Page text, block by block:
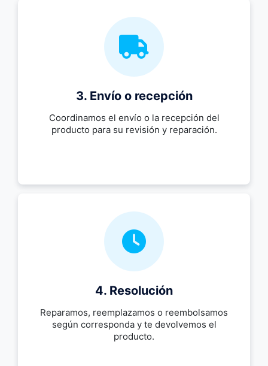
3. Envío o recepción
Coordinamos el envío o la recepción del
producto para su revisión y reparación.
4. Resolución
Reparamos, reemplazamos o reembolsamos
según corresponda y te devolvemos el
producto.